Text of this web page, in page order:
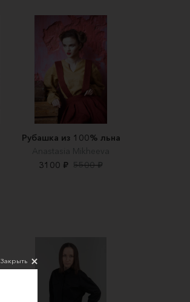
Рубашка из 100% льна
Anastasia Mikheeva
3100 ₽ 5500 ₽
Закрыть